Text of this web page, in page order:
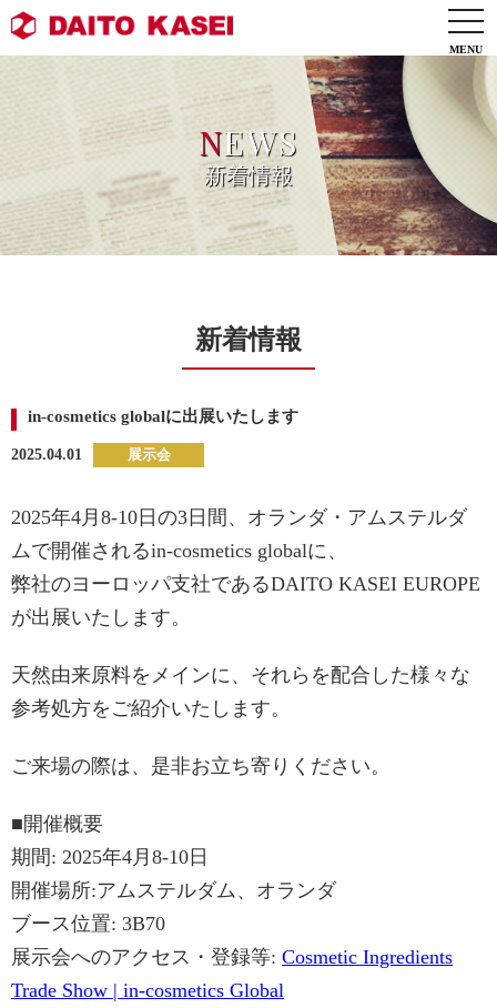
NEWS
新着情報
新着情報
in-cosmetics globalに出展いたします
2025.04.01
2025年4 月8-10日の3日間、オランダ・アムステルダ
ムで開催されるin-cosmetics globalに、
弊社のヨーロッパ支社であるDAITO KASEI EUROPE
が出展いたします。
天然由来原料をメインに、それらを配合した様々な
参考処方をご紹介いたします。
ご来場の際は、是非お立ち寄りください。
■開催概要
期間: 2025年4月8-10日
開催場所:アムステルダム、オランダ
ブース位置: 3B70
展示会へのアクセス・登録等: Cosmetic Ingredients
Trade Show | in-cosmetics Global